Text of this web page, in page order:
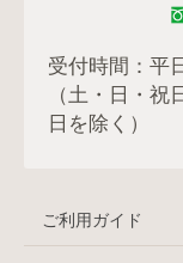
受付時間：平
（土・日・
日を除く）
ご利用ガイド